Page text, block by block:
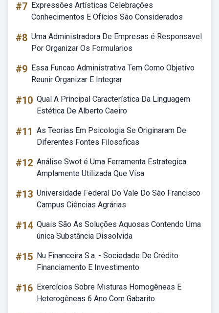
#7 Expressões Artísticas Celebrações
Conhecimentos E Ofícios São Considerados
#8 Uma Administradora De Empresas é Responsavel
Por Organizar Os Formularios
#9 Essa Funcao Administrativa Tem Como Objetivo
Reunir Organizar E Integrar
#10 Qual A Principal Característica Da Linguagem
Estética De Alberto Caeiro
#11 As Teorias Em Psicologia Se Originaram De
Diferentes Fontes Filosoficas
#12 Análise Swot é Uma Ferramenta Estrategica
Amplamente Utilizada Que Visa
#13 Universidade Federal Do Vale Do São Francisco
Campus Ciências Agrárias
#14 Quais São As Soluções Aquosas Contendo Uma
única Substância Dissolvida
#15 Nu Financeira S.a. - Sociedade De Crédito
Financiamento E Investimento
#16 Exercícios Sobre Misturas Homogêneas E
Heterogêneas 6 Ano Com Gabarito